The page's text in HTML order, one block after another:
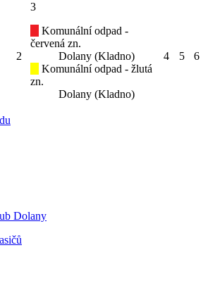
2
3
Komunální odpad -
červená zn.
Dolany (Kladno)
Komunální odpad - žlutá
zn.
Dolany (Kladno)
4 5 6
Dolany